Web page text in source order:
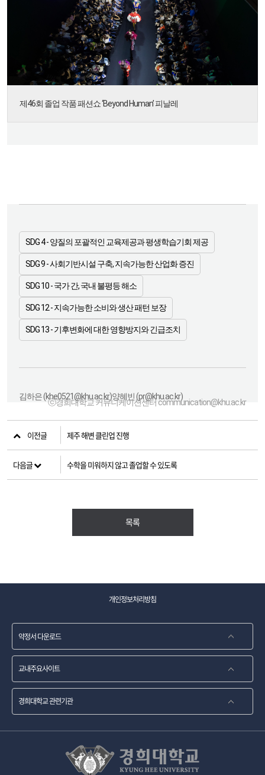
제46회 졸업 작품 패션쇼 ‘Beyond Human’ 피날레
SDG 4 - 양질의 포괄적인 교육제공과 평생학습기회 제공
SDG 9 - 사회기반시설 구축, 지속가능한 산업화 증진
SDG 10 - 국가 간, 국내 불평등 해소
SDG 12 - 지속가능한 소비와 생산 패턴 보장
SDG 13 - 기후변화에 대한 영향방지와 긴급조치
김하은 (khe0521@khu.ac.kr)양혜빈 (pr@khu.ac.kr)
ⓒ경희대학교 커뮤니케이션센터 communication@khu.ac.kr
이전글 제주 해변 클린업 진행
다음글 수학을 미워하지 않고 졸업할 수 있도록
목록
개인정보처리방침
약정서 다운로드